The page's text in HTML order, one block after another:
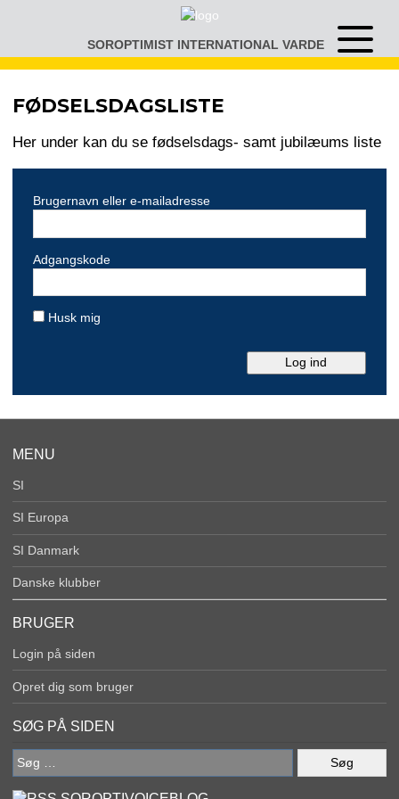
SOROPTIMIST INTERNATIONAL VARDE
Åben
eller
luk
FØDSELSDAGSLISTE
Her under kan du se fødselsdags- samt jubilæums liste
Brugernavn eller e-mailadresse
Adgangskode
Husk mig
MENU
SI
SI Europa
SI Danmark
Danske klubber
BRUGER
Login på siden
Opret dig som bruger
SØG PÅ SIDEN
Søg
efter: